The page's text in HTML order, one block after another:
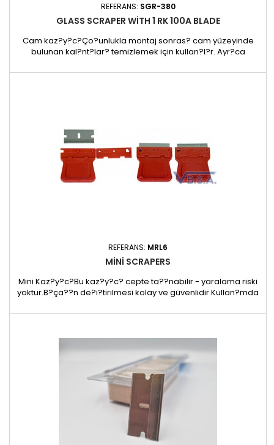
REFERANS: SGR-380
GLASS SCRAPER WITH 1 RK 100A BLADE
Cam kaz?y?c?Ço?unlukla montaj sonras? cam yüzeyinde
bulunan kal?nt?lar? temizlemek için kullan?l?r. Ayr?ca
ça?? yeni b?çakla de?i?tirin, bileme gerekmemektedir.- 170 x
REFERANS: MRL6
MINI SCRAPERS
Mini Kaz?y?c?Bu kaz?y?c? cepte ta??nabilir - yaralama riski
yoktur.B?ça??n de?i?tirilmesi kolay ve güvenlidir.Kullan?mda
çevrilir.Kaz?y?c?y? kullanmak istedi?inizde, kapatma aparat?
6 l? paket.- 50 x 44 x 38 mm- 45 g